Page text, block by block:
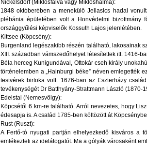
Nickelsdorf (Miklósfalva vagy Miklóshalma):
1848 októberében a menekülő Jellasics hadai
plébánia épületében volt a Honvédelmi bizottmány
országgyűlési képviselők Kossuth Lajos jelenlétében.
Kittsee (Köpcsény):
Burgenland legészakibb részén található, lakosainak
XIII. században vámszedőhelyet létesítettek itt. 1416-
Béla herceg Kunigundával, Ottokár cseh király
történelemben a „Hainburgi béke” néven emlegették
testvérek birtoka volt. 1676-ban az Eszterházy
tevékenységét Dr Batthyány-Strattmann László
Edelstal (Nemesvölgy):
Köpcsétől 6 km-re található. Arról nevezetes, hogy
édesapja is. A család 1785-ben költözött át
Rust (Ruszt):
A Fertő-tó nyugati partján elhelyezkedő kisváros a
emlékezteti az idelátogatót. Ma a gólyák városaként